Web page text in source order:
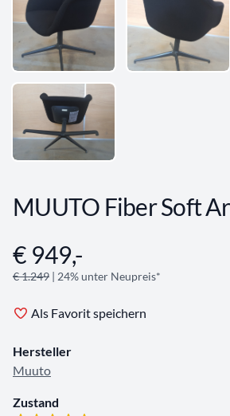
MUUTO Fiber Soft
Angebotsinformationen
€ 949,-
€ 1.249 | 24% unter Neupreis*
Als Favorit speichern
Hersteller
Muuto
Zustand